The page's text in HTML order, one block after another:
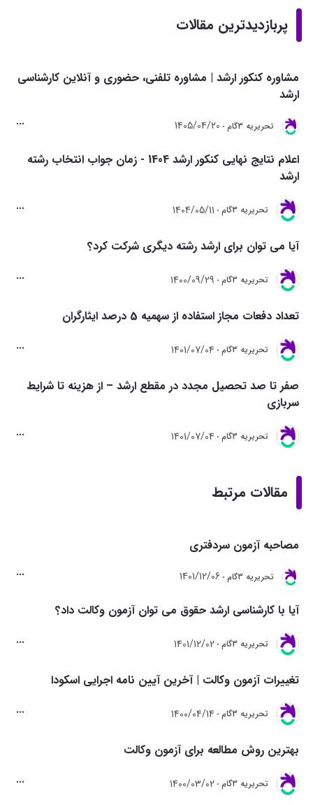
پربازدیدترین مقالات
مشاوره کنکور ارشد | مشاوره تلفنی، حضوری و آنلاین کارشناسی
ارشد
تحريريه 3گام 1405/04/20
اعلام نتایج نهایی کنکور ارشد 1404 - زمان جواب انتخاب رشته
ارشد
تحريريه 3گام 1404/05/11
آیا می توان برای ارشد رشته دیگری شرکت کرد؟
تحريريه 3گام 1400/09/29
تعداد دفعات مجاز استفاده از سهمیه 5 درصد ایثارگران
تحريريه 3گام 1401/07/04
صفر تا صد تحصیل مجدد در مقطع ارشد – از هزینه تا شرایط
سربازی
تحريريه 3گام 1401/07/04
مقالات مرتبط
مصاحبه آزمون سردفتری
تحريريه 3گام 1401/12/06
آیا با کارشناسی ارشد حقوق می توان آزمون وکالت داد؟
تحريريه 3گام 1401/12/02
تغییرات آزمون وکالت | آخرین آیین نامه اجرایی اسکودا
تحريريه 3گام 1400/04/14
بهترین روش مطالعه برای آزمون وکالت
تحريريه 3گام 1400/03/02